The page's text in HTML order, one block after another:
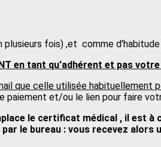
fois) ,et comme
en tant qu'adhérent et pas
que celle utilisée habituellement
et/ou le lien pour faire
le certificat médical , il est
le bureau : vous recevez alors